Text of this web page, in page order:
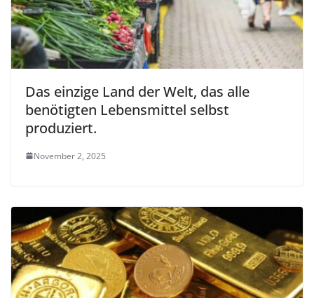
Das einzige Land der Welt, das alle
benötigten Lebensmittel selbst
produziert.
November 2, 2025